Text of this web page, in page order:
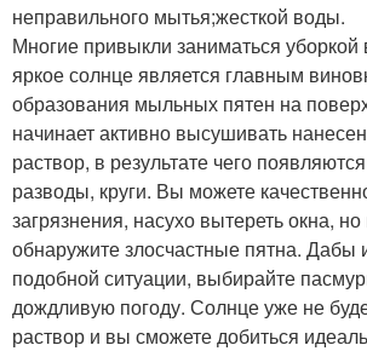
неправильного мытья;жесткой воды.
Многие привыкли заниматься
яркое солнце является главным
образования мыльных пятен на
начинает активно высушивать
раствор, в результате чего
разводы, круги. Вы можете
загрязнения, насухо вытереть окна,
обнаружите злосчастные пятна. Дабы
подобной ситуации, выбирайте
дождливую погоду. Солнце уже не
раствор и вы сможете добиться